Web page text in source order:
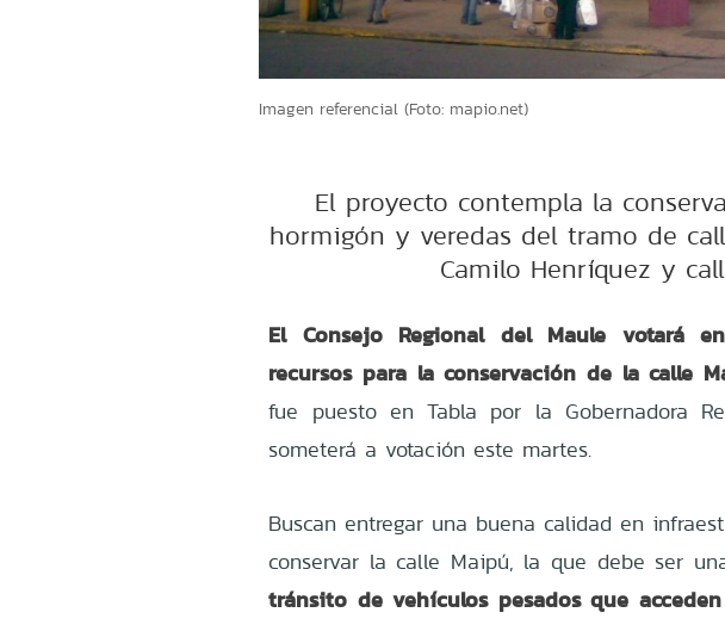
Imagen referencial (Foto: mapio.net)
El proyecto contempla la
hormigón y veredas del tramo de
Camilo Henríquez y
El Consejo Regional del Maule votará
recursos para la conservación de la calle
fue puesto en Tabla por la Gobernadora
someterá a votación este martes.
Buscan entregar una buena calidad en
conservar la calle Maipú, la que debe ser
tránsito de vehículos pesados que